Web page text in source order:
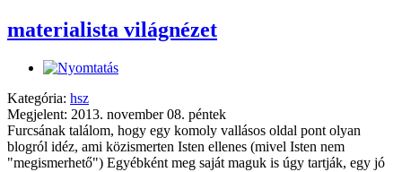
materialista világnézet
Kategória: hsz
Megjelent: 2013. november 08. péntek
Furcsának találom, hogy egy komoly vallásos oldal pont olyan blogról idéz, ami közismerten Isten ellenes (mivel Isten nem "megismerhető") Egyébként meg saját maguk is úgy tartják, egy jó szkeptikus azzal is vitába száll, amit korábban ő maga állított... A tudomány egyébként maga is hiten alapul. Még abban is hinnünk kell, hogy a vizsgálatok valóban megtörténtek-e. A statisztika pedig úgy alakítható, ahogy szeretnénk(meg kell kérdezni egy statisztikust) Az ember hatalom és pénzvágya pedig határtalan... http://www.tenyek-tevhitek.hu/csaktagoknak/szellemirok.php Hamer rendszere tudományos tézis nem pedig gyógymód! Arra való, hogy annak alapján megfelelő időben és a megfelelő gyógyszerrel, vagy egyéb gyógymóddal hatékonyabban lehessen segíteni a gyógyulást. http://www.ujmedicina.hu/letoltes/istenelmenyazujmedicinaban.pdf Ez a cikk a jezsuita Sziv magazinban jelent meg egy katolikus sebész doktor tollából. A tudományról pedig egy könyv: John C. Lennox "A tudomány valóban eltemette Istent?" c.könyve Ismertető: Teremtés, de hogyan? - evolúció, értelmes tervezés, a Föld kora és története 1. A hívő keresztények egyöntetű meggyőződése, hogy bámulatos világunkat Isten teremtette - erről olvasunk a Biblia első lapjain. Azonban a teremtés hogyanjáról már megoszlanak a vélemények. Egyesek a teremtéstörténet szó szerinti értelmezése alapján úgy vélik, hogy ez hat 24 órás nap alatt, kb. 6-10 ezer éve történt. Mások lehetségesnek tartják, hogy az egyes lépések vagy bibliai "napok" között évmilliók teltek el, így a bibliai beszámoló összhangba hozható a tudomány földtörténeti koraival, sőt akár az evolúció elméletével is. Ez azonban egyesek szerint igen nehezen vagy sehogy sem oldható meg, ha komolyan vesszük Isten Igéjét. A fenti két nézet között áll az ún. "réselmélet", mely szerint a Biblia első könyvében a teremtés kétféle története nem csupán ugyanazon események különböző megközelítése, hanem két külön eseménysorozat, melyek között akár évmilliók telhettek el. E nézet módosított változata szerint a Biblia első és második verse között telhettek el akár évmilliók (vagy évmilliárdok), melyekről egy szó sem hangzik el, de ez nem befolyásolja a bibliai beszámolók hitelességét, igazságát. Természetesen vannak materialisták is, akik szerint a világ csupán az anyagból (és/vagy energiából) keletkezett, mindenféle értelmes/intelligens lény vagy teremtő közreműködése nélkül. Jelenlegi ismereteim alapján sokkal valószínűbbnek tartom az evolúció nélküli teremtést, de mivel nem vagyok szakember, nem szeretném másokra erőltetni a magam meggyőződését; elsősorban inkább néhány általam ismert gondolatot és forrást kívánok megemlíteni, elősegítve az elmélyültebb tanulmányozást és a saját "tájékozott meggyőződés" kialakítását. 2. John C. Lennox, az oxfordi keresztény matematikaprofesszor számos meggyőző érvet sorol fel hitének alátámasztására "A tudomány valóban eltemette Istent?" c. kitűnő művében (Evangéliumi Kiadó, 2008), melyben a tudomány és a vallás viszonyát elemzi, új fényben világítva meg napjaink fő vitáit (bőséges irodalommal, pontos hivatkozásokkal is szolgálva). Szerinte (valamint Werner Gitt és mások szerint) az anyagon és az energián kívül valahogyan számot kell adni a világban található roppant információtömegről is, amire a materialista nézetek NEM ad(hat)nak kielégítő magyarázatot - és ezt a napjainkban rohamosan fejlődő informatika és a matematika segítségével várhatóan előbb-utóbb bizonyítani is lehet! A jelenleg is folyó kutatások jelentős részben annak kimutatására irányulnak, hogy az anyag és az energia mellett valamilyen értelemben az információ is megmaradó mennyiség, vagyis az élő sejtekben (a DNS-ben) tárolt információ nem jöhetett létre a "semmiből" (de még egy "ősrobbanásból" sem), csakis egy (rendkívül) értelmes lénytől származhat (164-167. o.). 3. Lennox arra is rámutat, hogy az élet (sőt egyetlen sejt) bonyolultsága (ráadásul nem egyszerűsíthető komplexitása) oly nagy, hogy az építőelemekből való véletlen összeállás kizárható, mivel arra a világegyetem tudomány által becsült korának (4-15 milliárd év) sokszorosa sem lenne elegendő. Erről maga Richard Dawkins, az evolúció harcos ateista képviselője is így nyilatkozott: "Kínzóan, nyomasztóan, halálosan nyilvánvaló, hogy ha a darwinizmus valóban a véletlenen alapulna, nem működhetne." Ezért megpróbálja valahogyan megkerülni ezt a problémát, ám csupán körben forgó okoskodáshoz jut (169-170. o.). 4. A DNS lényegében digitális módon tárolja a sejtek előállításához szükséges információt, akárcsak egy számítógépes program. Egy ilyen algoritmusban egyetlen véletlen hiba ("mutáció") is katasztrofális következményekhez vezet, ahelyett hogy megjavítaná azt. "E. J. Ambrose, a Londoni Egyetem sejtbiológusa szerint - írja Lennox - valószínűtlen, hogy ötnél kevesebb gén legyen a felelős akár egyetlen új struktúra kialakításáért, amely korábban ismeretlen volt az organizmusban. Ezután rámutat, hogy ezerből csak egy mutáció nem káros, így annak a valószínűsége, hogy egy replikáció során öt nem káros mutáció lépjen fel, egy a millió milliárdhoz. Miután megmutatja, hogy ez csak a problémák kezdete..., arra következtet, hogy 'a fajok eredetére vonatkozó mai hipotézisek megdőlnek, hacsak el nem fogadjuk, hogy az új tenyészpár elkülönítésekor nagy mennyiségű információ bevitelére kerül sor'." (116. o.) Ez az egyik oka, hogy több száz doktori fokozattal rendelkező tudós elutasítja a darwini evolúció elméletét. Emellett a tudomány különböző területein fellelhető bizonyítékok számos egykori ateista tudóst győztek meg a világegyetem teremtettségéről. 5. Megdöbbentő mértékű a világegyetem finom összehangoltsága, amely lehetővé teszi az (emberi) életet - ez az ún. antropikus elv. Paul Davies elméleti fizikus szerint ha a nukleáris és az elektromágneses erő aránya akár 1:10^16 (tízmillió milliárd) arányban eltérne, nem jöhettek volna létre a csillagok. Ha az elektromágneses és a gravitációs erőállandó aránya 1:10^40 arányban nagyobb lenne, akkor csak kis csillagok léteznének, ha ugyanilyen mértékben kisebb, akkor pedig csak nagy csillagok lennének, mindkét esetben kizárva az életet. "Davies szemléletes hasonlatával élve ez olyan mértékű pontosság, amire egy mesterlövésznek lenne szüksége ahhoz, hogy eltaláljon egy érmét az univerzum másik végén, a földtől húszmilliárd fényév távolságban." Davies még ennél is elképesztőbb (és valószínűtlenebb) tulajdonságokat is megemlít. Most azonban csak Hugh Ross asztrofizikus eredményére szorítkozunk, akinek durva, ám mértéktartó számításai szerint annak valószínűsége, hogy egy élhető bolygó legyen az univerzumban, kb. 1:10^30 (Lennox, 77-79. o.). 6. A Földön Kívüli Intelligencia Keresése (SETI) nevű programban, melyre a NASA dollármilliókat költött, a világűrből jövő jelekben előre meghatározott, "intelligensnek" tartott jelsorozatokat keresnek (pl. prímszámok hosszú sorozatát). Carl Sagan csillagász szerint egyetlen értelmes üzenetnek meg kellene győznie minket arról, hogy a földin kívül is létezik intelligencia. Akkor miért habozunk ugyanezt a gondolkodásmódot alkalmazni a saját bolygónkra? Ennek fényében vajon mi másért tiltakoznak sokan az ellen, amikor egyes tudósok azt állítják, hogy tudományos bizonyítéka van az intelligens kiváltó oknak a fizikában (lásd az antropikus elvet) és a biológiában (lásd a legegyszerűbb élő rendszerben is meglevő hatalmas információmennyiséget), mint az Isten lábnyomától való félelem miatt? Ha a legtöbb tudós a törvényszéki orvostant és a SETI-programot szívesen tudománynak tekinti, miért fél megtenni ugyanezt a az intelligens tervezés vagy kiváltó ok kutatása esetében? Vajon a tudományos gondolkodás nem alkalmazható mindenütt? S nem különös-e, hogy a régész a barlangrajzok egyszerű karcolásait látva (melyeket egyébként ősemberek helyett a társadalom kitaszítottjai is alkothattak) intelligens eredetre következtet, míg bizonyos tudósok az emberi genom 3,5 milliárd betűs sorozatát a véletlennek tulajdonítják? A tudománynak nyilván vannak korlátai: ahogyan Matild néni tortáját sokféle szempontból elemezheti, mégsem tudja feltárni létrejöttének okát/célját (amiről csak Matild néni tud), úgy az értelmes teremtő mibenlétéről sem adhat számot. Azonban az elme és az anyag elsőbbségének vitájában a jelek erősen arra mutatnak, hogy az "elfogulatlan szemlélő" számára a tudomány is az értelmes teremtő létét igazolja (Lennox, 180k, 188. o.). 7. A Wikipédia magyar és angol nyelvű oldalain egyaránt vannak a témába vágó információk, de azok szerkesztői sajnos meglehetősen elfogultnak tűnnek, mivel általában azt a benyomást keltik (sőt úgy nyilatkoznak), mintha az evolúció általánosan elfogadott, megkérdőjelezhetetlen tény volna. A hatnapos teremtés melletti érvek számos könyvben találhatók, így például a következőkben: Jobe Martin: "Evolúciótól teremtésig" (Jó Hír Iratmisszió Alapítvány, é.n., "The Evolution of a Creationist", 2002; a szerző hasonló tartalmú előadásairól készült egy 4 részes DVD-sorozat is, melynek szinkronizált változata megjelenés előtt áll a kiadónál); Henry M. Morris: "Kreacionizmus - A teremtéselmélet" (Keresztyén Ismeretterjesztő Alapítvány, 2000); Werner Gitt: "Jelek a mindenségből" (Evangéliumi Kiadó, 1997); Kai-Uwe Kolrep: "Teremtés vagy evolúció - Kritikus bevezetés" (Evangéliumi Kiadó, 2009). A Harmat Kiadónál is megjelent néhány tudományos igénnyel megírt munka, így Michael J. Behe "Darwin fekete doboza" c. műve, amely a sejt biokémiai összetettsége nyomán vizsgálódik, valamint a kémikus C. Thaxton, a fizikus W. Bradley és a geokémikus R. Olsen "Az élet eredetének rejtélye" c. könyve, amely nem cáfolja, de valószínűtlennek tartja az evolúciót. E művek egy része (és sok más is) megtalálható a pardi.ro oldalon, az evolúció tárgykör alatt. Kiemelném innen a Kérdések a kezdethez c. könyvet (Szerk. Don Batten), mely választ ad a teremtéssel kapcsolatos 20 gyakori kérdésre, és szintén teljes terjedelmében elolvasható e webhelyen. 2010 őszén e témáról internetes vita indult az Értelmes Tervezetts